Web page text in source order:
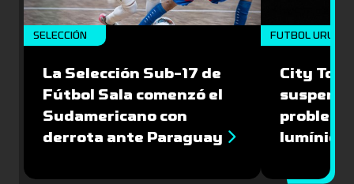
SELECCIÓN
La Selección Sub-17 de
Fútbol Sala comenzó el
Sudamericano con
derrota ante Paraguay
FUTBOL
City
lumínica